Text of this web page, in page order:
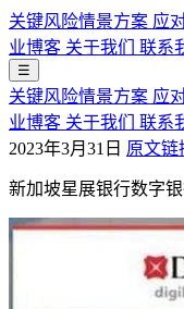
关键风险情景方案 应
业博客 关于我们 联系
☰
关键风险情景方案 应
业博客 关于我们 联系
2023年3月31日 原文
新加坡星展银行数字